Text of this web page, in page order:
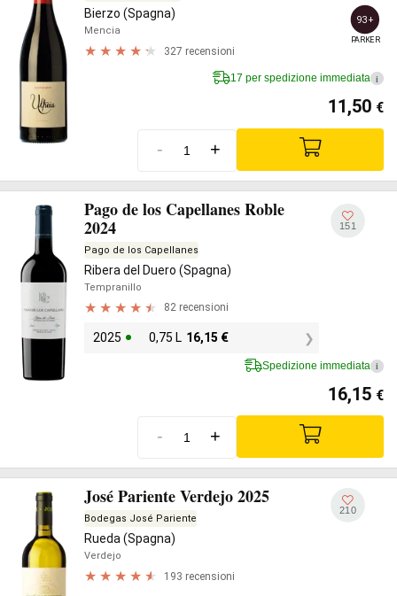
Bierzo (Spagna)
Mencia
327 recensioni
93+
PARKER
17 per spedizione immediata i
11,50 €
- +
Pago de los Capellanes Roble
2024
Pago de los Capellanes
Ribera del Duero (Spagna)
Tempranillo
82 recensioni
2025 0,75 L 16,15 €
151
Spedizione immediata i
16,15 €
- +
José Pariente Verdejo 2025
Bodegas José Pariente
Rueda (Spagna)
Verdejo
193 recensioni
210